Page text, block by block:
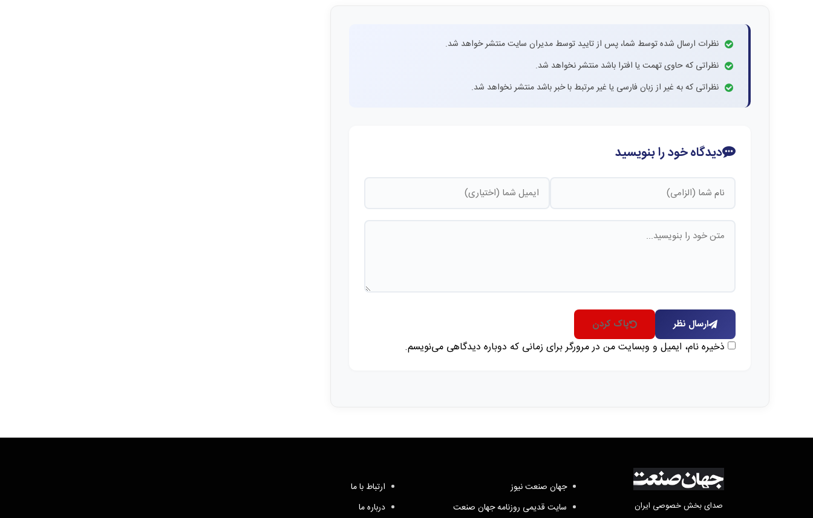
نظرات ارسال شده توسط شما، پس از تایید توسط مدیران سایت منتشر خواهد شد.
نظراتی که حاوی تهمت یا افترا باشد منتشر نخواهد شد.
نظراتی که به غیر از زبان فارسی یا غیر مرتبط با خبر باشد منتشر نخواهد شد.
دیدگاه خود را بنویسید
ارسال نظر پاک کردن
ذخیره نام، ایمیل و وبسایت من در مرورگر برای زمانی که دوباره دیدگاهی می‌نویسم.
صدای بخش خصوصی ایران
جهان صنعت نیوز
سایت قدیمی روزنامه جهان صنعت
ارتباط با ما
درباره ما